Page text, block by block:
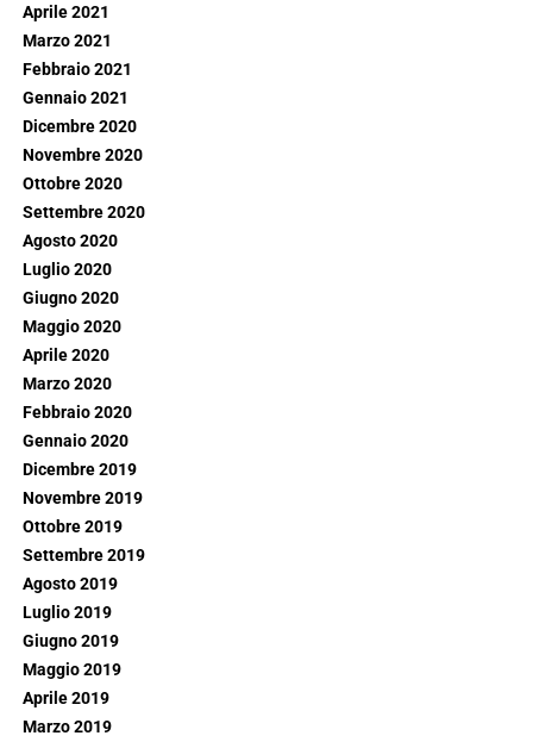
Aprile 2021
Marzo 2021
Febbraio 2021
Gennaio 2021
Dicembre 2020
Novembre 2020
Ottobre 2020
Settembre 2020
Agosto 2020
Luglio 2020
Giugno 2020
Maggio 2020
Aprile 2020
Marzo 2020
Febbraio 2020
Gennaio 2020
Dicembre 2019
Novembre 2019
Ottobre 2019
Settembre 2019
Agosto 2019
Luglio 2019
Giugno 2019
Maggio 2019
Aprile 2019
Marzo 2019